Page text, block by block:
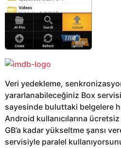
Veri yedekleme,
yararlanabileceğiniz Box
sayesinde buluttaki belgelere
Android kullanıcılarına
GB’a kadar yükseltme şansı
servisiyle paralel